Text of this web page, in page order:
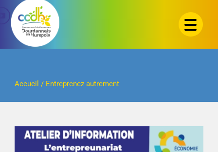
Passer
contenu
Accueil / Entreprenez autrement